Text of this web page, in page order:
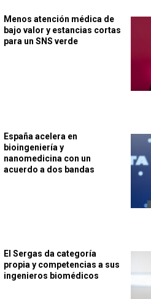
Menos atención médica de
bajo valor y estancias cortas
para un SNS verde
España acelera en
bioingeniería y
nanomedicina con un
acuerdo a dos bandas
El Sergas da categoría
propia y competencias a sus
ingenieros biomédicos